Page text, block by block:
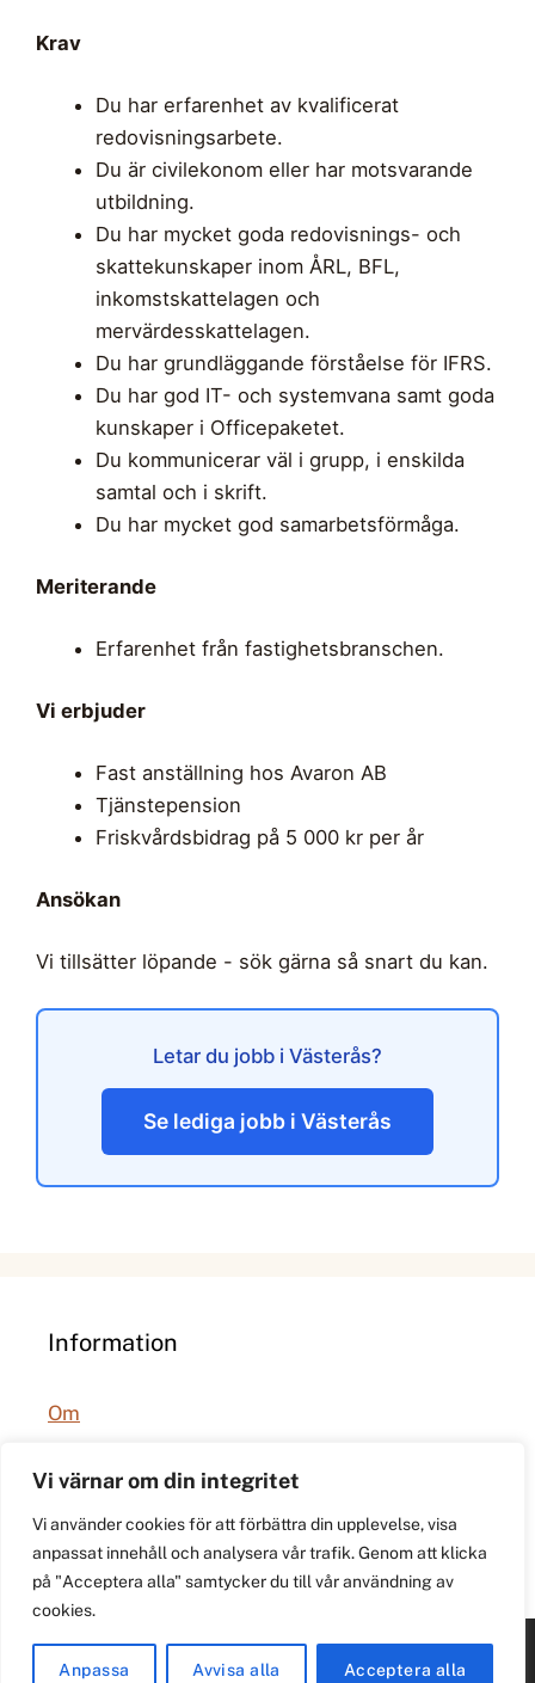
Vi värnar om din integritet
Vi använder cookies för att förbättra din upplevelse, visa
anpassat innehåll och analysera vår trafik. Genom att klicka
på "Acceptera alla" samtycker du till vår användning av
cookies.
Anpassa Avvisa alla Acceptera alla
Krav
Du har erfarenhet av kvalificerat
redovisningsarbete.
Du är civilekonom eller har motsvarande
utbildning.
Du har mycket goda redovisnings- och
skattekunskaper inom ÅRL, BFL,
inkomstskattelagen och
mervärdesskattelagen.
Du har grundläggande förståelse för IFRS.
Du har god IT- och systemvana samt goda
kunskaper i Officepaketet.
Du kommunicerar väl i grupp, i enskilda
samtal och i skrift.
Du har mycket god samarbetsförmåga.
Meriterande
Erfarenhet från fastighetsbranschen.
Vi erbjuder
Fast anställning hos Avaron AB
Tjänstepension
Friskvårdsbidrag på 5 000 kr per år
Ansökan
Vi tillsätter löpande - sök gärna så snart du kan.
Letar du jobb i Västerås?
Se lediga jobb i Västerås
Information
Om